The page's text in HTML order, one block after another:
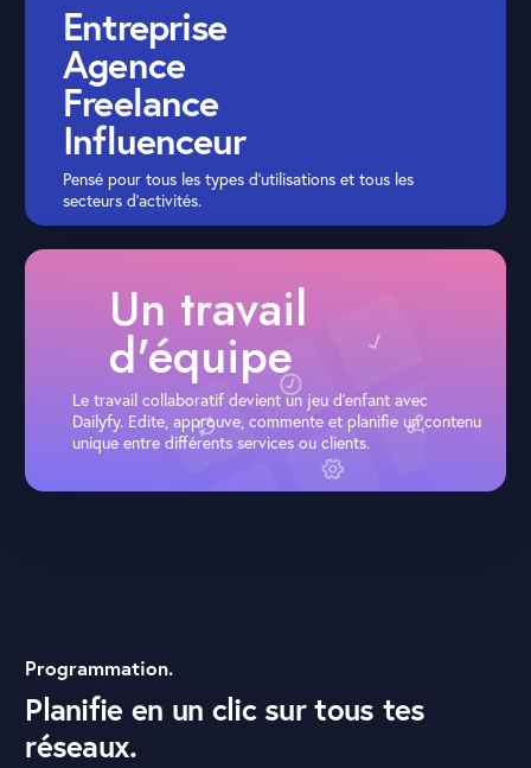
Entreprise
Agence
Freelance
Influenceur
Pensé pour tous les types d’utilisations et tous les
secteurs d’activités.
Un travail
d'équipe
Le travail collaboratif devient un jeu d’enfant avec
Dailyfy. Edite, approuve, commente et planifie un contenu
unique entre différents services ou clients.
Programmation.
Planifie en un clic sur tous tes
réseaux.